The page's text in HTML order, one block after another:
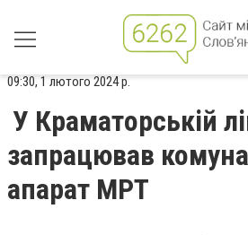
09:30, 1 лютого 2024 р.
У Краматорській
запрацював
апарат МРТ